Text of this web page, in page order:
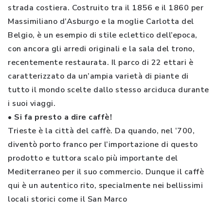
strada costiera. Costruito tra il 1856 e il 1860 per
Massimiliano d’Asburgo e la moglie Carlotta del
Belgio, è un esempio di stile eclettico dell’epoca,
con ancora gli arredi originali e la sala del trono,
recentemente restaurata. Il parco di 22 ettari è
caratterizzato da un’ampia varietà di piante di
tutto il mondo scelte dallo stesso arciduca durante
i suoi viaggi.
• Si fa presto a dire caffè!
Trieste è la città del caffè. Da quando, nel ‘700,
diventò porto franco per l’importazione di questo
prodotto e tuttora scalo più importante del
Mediterraneo per il suo commercio. Dunque il caffè
qui è un autentico rito, specialmente nei bellissimi
locali storici come il San Marco